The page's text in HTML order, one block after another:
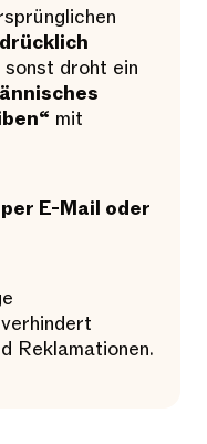
droht ein
mit
E-Mail oder
Reklamationen.